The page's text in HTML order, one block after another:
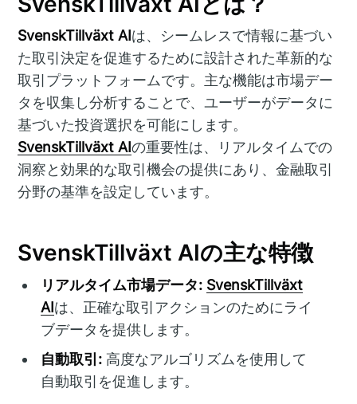
SvenskTillväxt AIは、シームレスで情報に基づい
た取引決定を促進するために設計された革新的な
取引プラットフォームです。主な機能は市場デー
タを収集し分析することで、ユーザーがデータに
基づいた投資選択を可能にします。
SvenskTillväxt AIの重要性は、リアルタイムでの
洞察と効果的な取引機会の提供にあり、金融取引
分野の基準を設定しています。
SvenskTillväxt AIの主な特徴
リアルタイム市場データ: SvenskTillväxt
AIは、正確な取引アクションのためにライ
ブデータを提供します。
自動取引: 高度なアルゴリズムを使用して
自動取引を促進します。